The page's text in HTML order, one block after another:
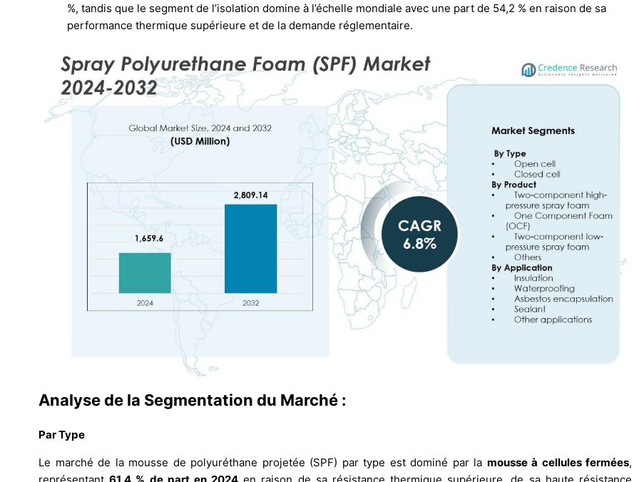
%, tandis que le segment de l’isolation domine à l’échelle mondiale avec une part de 54,2 % en raison de sa
performance thermique supérieure et de la demande réglementaire.
Analyse de la Segmentation du Marché :
Par Type
Le marché de la mousse de polyuréthane projetée (SPF) par type est dominé par la mousse à cellules fermées,
représentant61,4 % de part en 2024 en raison de sa résistance thermique supérieure, de sa haute résistance